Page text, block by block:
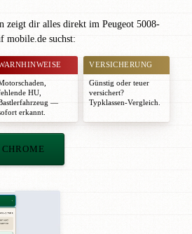
zeigt dir alles direkt im Peugeot 5008-
mobile.de suchst:
HU,
—
erkannt.
VERSICHERUNG
Günstig oder teuer
versichert?
Typklassen-Vergleich.
CHROME